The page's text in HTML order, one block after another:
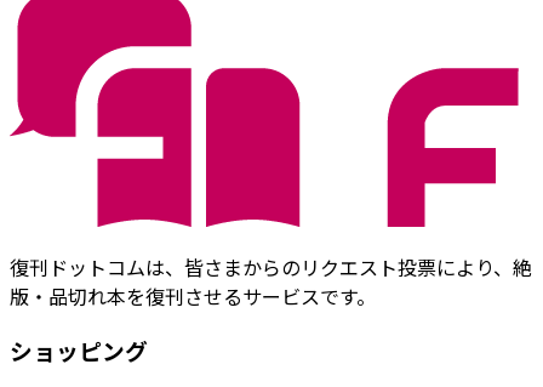
復刊ドットコムは、皆さまからのリクエスト投票により、絶
版・品切れ本を復刊させるサービスです。
ショッピング